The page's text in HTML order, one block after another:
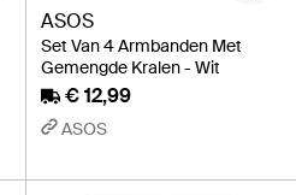
ASOS
Set Van 4 Armbanden Met
Gemengde Kralen - Wit
€ 12,99
ASOS